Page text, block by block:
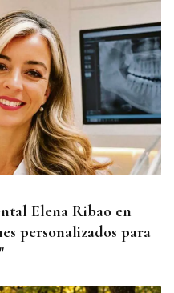
Elena Ribao en
personalizados para